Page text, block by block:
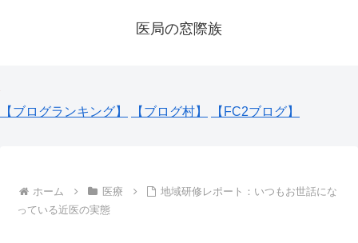
医局の窓際族
【ブログランキング】 【ブログ村】 【FC2ブログ】
ホーム 医療
地域研修レポート：いつもお世話にな
っている近医の実態